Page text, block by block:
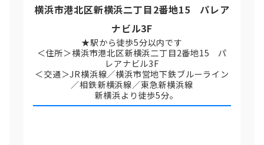
横浜市港北区新横浜二丁目2番地15 パレア
ナビル3F
★駅から徒歩5分以内です
＜住所＞横浜市港北区新横浜二丁目2番地15 パ
レアナビル3F
＜交通＞JR横浜線／横浜市営地下鉄ブルーライン
／相鉄新横浜線／東急新横浜線
新横浜より徒歩5分。